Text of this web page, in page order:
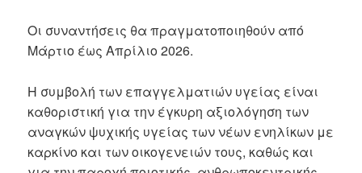
Οι συναντήσεις θα πραγματοποιηθούν από
Μάρτιο έως Απρίλιο 2026.
Η συμβολή των επαγγελματιών υγείας είναι
καθοριστική για την έγκυρη αξιολόγηση των
αναγκών ψυχικής υγείας των νέων ενηλίκων με
καρκίνο και των οικογενειών τους, καθώς και